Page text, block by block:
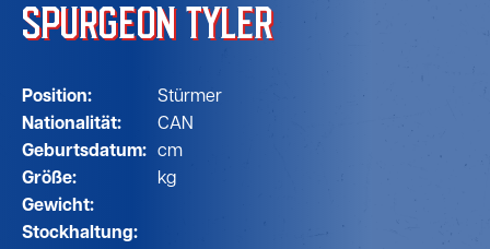
Position:
Nationalität:
Geburtsdatum:
Größe:
Gewicht:
Stockhaltung:
Stürmer
CAN
cm
kg
SPURGEON TYLER